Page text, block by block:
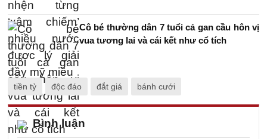
Cô bé thường dân 7 tuổi cả gan cầu hôn vị
vua tương lai và cái kết như cổ tích
tiền tỷ độc đáo đắt giá bánh cưới
Bình luận